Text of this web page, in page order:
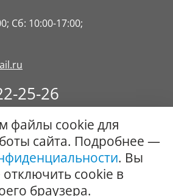
Сб: 10:00-17:00;
25-26
17-89
звонок
1996 - 2026. Все права
файлы cookie для
сайта. Подробнее —
. Вы
cookie в
браузера.